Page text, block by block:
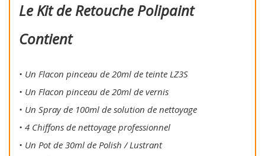
Le Kit de Retouche Polipaint
Contient
• Un Flacon pinceau de 20ml de teinte LZ3S
• Un Flacon pinceau de 20ml de vernis
• Un Spray de 100ml de solution de nettoyage
• 4 Chiffons de nettoyage professionnel
• Un Pot de 30ml de Polish / Lustrant